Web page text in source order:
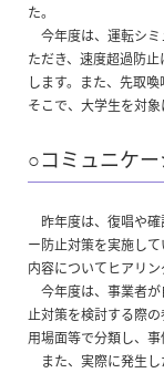
た。
今年度は、運転シミ
ただき、速度超過防
します。また、先取
そこで、大学生を対象
○コミュニケ
昨年度は、復唱や確
ー防止対策を実施し
内容についてヒアリン
今年度は、事業者が
止対策を検討する際
用場面等で分類し、事
また、実際に発生し